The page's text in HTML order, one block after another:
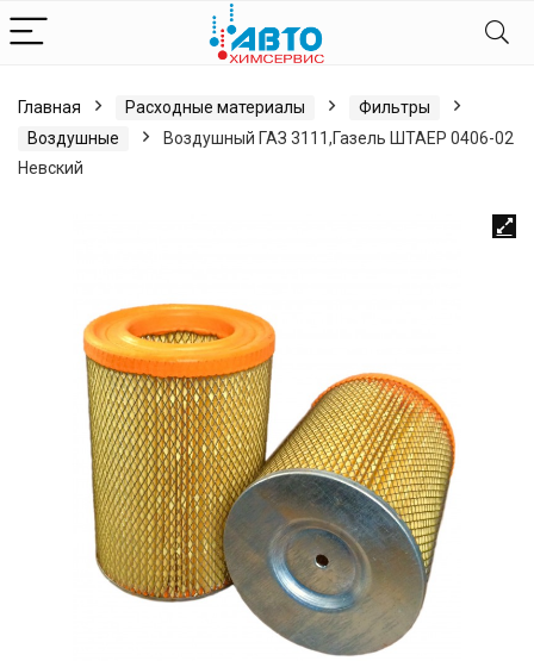
Главная Расходные материалы
Фильтры
Воздушные
Воздушный ГАЗ 3111,Газель ШТАЕР 0406-02
Невский